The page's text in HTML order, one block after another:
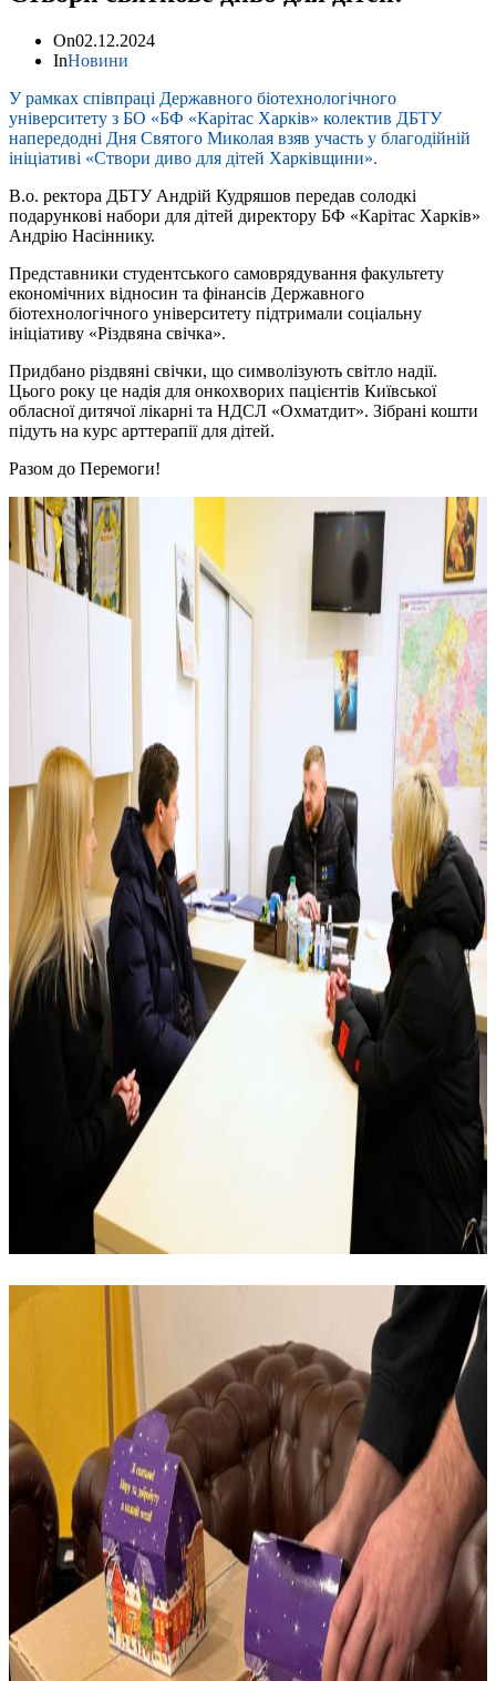
On02.12.2024
InНовини
У рамках співпраці Державного біотехнологічного
університету з БО «БФ «Карітас Харків» колектив ДБТУ
напередодні Дня Святого Миколая взяв участь у благодійній
ініціативі «Створи диво для дітей Харківщини».
В.о. ректора ДБТУ Андрій Кудряшов передав солодкі
подарункові набори для дітей директору БФ «Карітас Харків»
Андрію Насіннику.
Представники студентського самоврядування факультету
економічних відносин та фінансів Державного
біотехнологічного університету підтримали соціальну
ініціативу «Різдвяна свічка».
Придбано різдвяні свічки, що символізують світло надії.
Цього року це надія для онкохворих пацієнтів Київської
обласної дитячої лікарні та НДСЛ «Охматдит». Зібрані кошти
підуть на курс арттерапії для дітей.
Разом до Перемоги!